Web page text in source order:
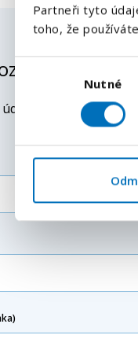
Partneři tyto
toho, že
Výběr
Nutné
a náš